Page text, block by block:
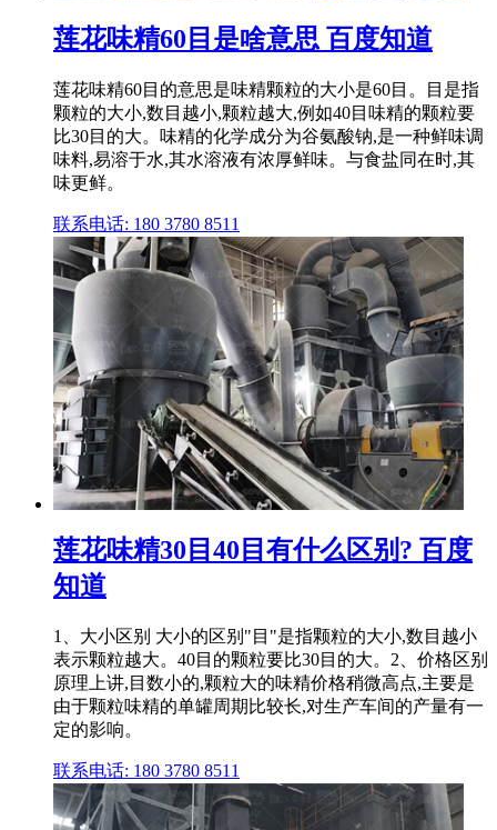
莲花味精60目是啥意思 百度知道
莲花味精60目的意思是味精颗粒的大小是60目。目是指
颗粒的大小,数目越小,颗粒越大,例如40目味精的颗粒要
比30目的大。味精的化学成分为谷氨酸钠,是一种鲜味调
味料,易溶于水,其水溶液有浓厚鲜味。与食盐同在时,其
味更鲜。
联系电话: 180 3780 8511
莲花味精30目40目有什么区别? 百度
知道
1、大小区别 大小的区别"目"是指颗粒的大小,数目越小
表示颗粒越大。40目的颗粒要比30目的大。2、价格区别
原理上讲,目数小的,颗粒大的味精价格稍微高点,主要是
由于颗粒味精的单罐周期比较长,对生产车间的产量有一
定的影响。
联系电话: 180 3780 8511